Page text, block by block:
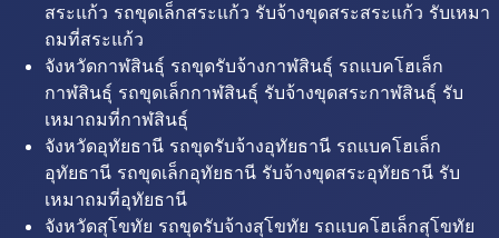
สระแก้ว รถขุดเล็กสระแก้ว รับจ้างขุดสระสระแก้ว รับเหมา
ถมที่สระแก้ว
จังหวัดกาฬสินธุ์ รถขุดรับจ้างกาฬสินธุ์ รถแบคโฮเล็ก
กาฬสินธุ์ รถขุดเล็กกาฬสินธุ์ รับจ้างขุดสระกาฬสินธุ์ รับ
เหมาถมที่กาฬสินธุ์
จังหวัดอุทัยธานี รถขุดรับจ้างอุทัยธานี รถแบคโฮเล็ก
อุทัยธานี รถขุดเล็กอุทัยธานี รับจ้างขุดสระอุทัยธานี รับ
เหมาถมที่อุทัยธานี
จังหวัดสุโขทัย รถขุดรับจ้างสุโขทัย รถแบคโฮเล็กสุโขทัย